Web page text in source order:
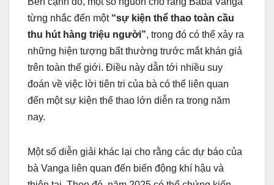
từng nhắc đến một “sự kiện thể thao toàn cầu
thu hút hàng triệu người”, trong đó có thể xảy ra
những hiện tượng bất thường trước mắt khán giả
trên toàn thế giới. Điều này dẫn tới nhiều suy
đoán về việc lời tiên tri của bà có thể liên quan
đến một sự kiện thể thao lớn diễn ra trong năm
nay.
Một số diễn giải khác lại cho rằng các dự báo của
bà Vanga liên quan đến biến động khí hậu và